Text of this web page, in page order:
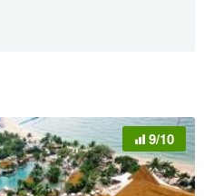
9/10